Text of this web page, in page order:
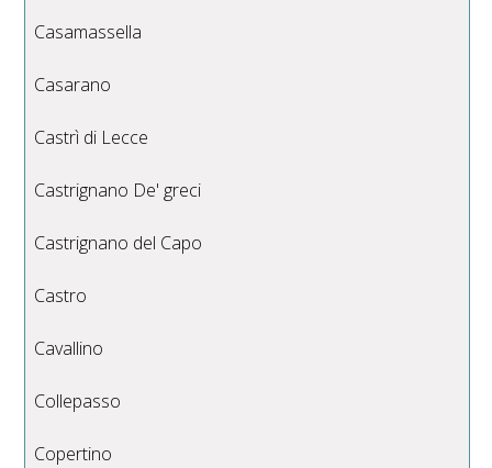
Casamassella
Casarano
Castrì di Lecce
Castrignano De' greci
Castrignano del Capo
Castro
Cavallino
Collepasso
Copertino